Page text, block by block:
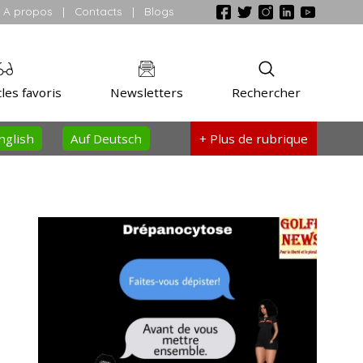
A propos | Contacts | Blogs
Rechercher
Newsletters
favoris
+ Plus de rubrique
Auf Deutsch